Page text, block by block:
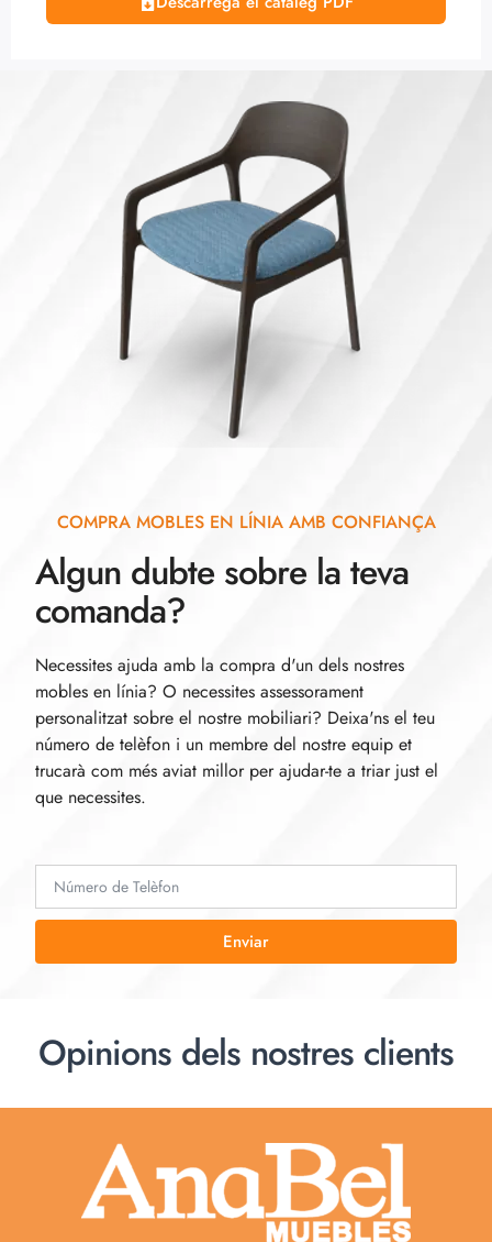
COMPRA MOBLES EN LÍNIA AMB CONFIANÇA
Algun dubte sobre la teva
comanda?
Necessites ajuda amb la compra d'un dels nostres
mobles en línia? O necessites assessorament
personalitzat sobre el nostre mobiliari? Deixa'ns el teu
número de telèfon i un membre del nostre equip et
trucarà com més aviat millor per ajudar-te a triar just el
que necessites.
Enviar
Opinions dels nostres clients